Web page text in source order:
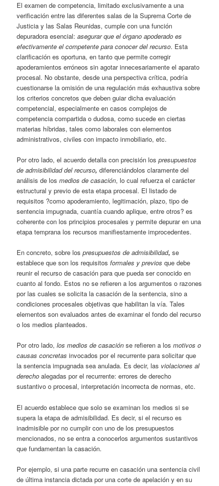
El examen de competencia, limitado exclusivamente a una
verificación entre las diferentes salas de la Suprema Corte de
Justicia y las Salas Reunidas, cumple con una función
depuradora esencial:asegurar que el órgano apoderado es
efectivamente el competente para conocer del recurso. Esta
clarificación es oportuna, en tanto que permite corregir
apoderamientos erróneos sin agotar innecesariamente el aparato
procesal. No obstante, desde una perspectiva crítica, podría
cuestionarse la omisión de una regulación más exhaustiva sobre
los criterios concretos que deben guiar dicha evaluación
competencial, especialmente en casos complejos de
competencia compartida o dudosa, como sucede en ciertas
materias híbridas, tales como laborales con elementos
administrativos, civiles con impacto inmobiliario, etc.
Por otro lado, el acuerdo detalla con precisión lospresupuestos
de admisibilidad del recurso, diferenciándolos claramente del
análisis de losmedios de casación, lo cual refuerza el carácter
estructural y previo de esta etapa procesal. El listado de
requisitos ?como apoderamiento, legitimación, plazo, tipo de
sentencia impugnada, cuantía cuando aplique, entre otros? es
coherente con los principios procesales y permite depurar en una
etapa temprana los recursos manifiestamente improcedentes.
En concreto, sobre lospresupuestos de admisibilidad, se
establece que son los requisitosformales y previos que debe
reunir el recurso de casación para que pueda ser conocido en
cuanto al fondo. Estos no se refieren a los argumentos o razones
por las cuales se solicita la casación de la sentencia, sino a
condiciones procesales objetivas que habilitan la vía. Tales
elementos son evaluados antes de examinar el fondo del recurso
o los medios planteados.
Por otro lado,los medios de casación se refieren a losmotivos o
causas concretas invocados por el recurrente para solicitar que
la sentencia impugnada sea anulada. Es decir, las violaciones al
derecho alegadas por el recurrente: errores de derecho
sustantivo o procesal, interpretación incorrecta de normas, etc.
El acuerdo establece que solo se examinan los medios si se
supera la etapa de admisibilidad. Es decir, si el recurso es
inadmisible por no cumplir con uno de los presupuestos
mencionados, no se entra a conocerlos argumentos sustantivos
que fundamentan la casación.
Por ejemplo, si una parte recurre en casación una sentencia civil
de última instancia dictada por una corte de apelación y en su